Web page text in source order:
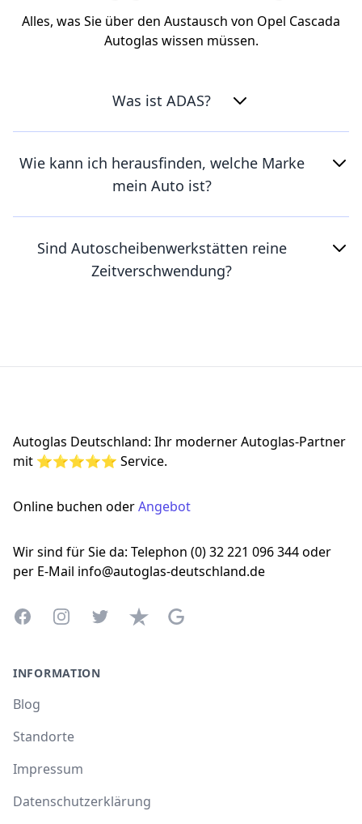
Alles, was Sie über den Austausch von Opel Cascada
Autoglas wissen müssen.
Was ist ADAS?
Wie kann ich herausfinden, welche Marke
mein Auto ist?
Sind Autoscheibenwerkstätten reine
Zeitverschwendung?
Autoglas Deutschland: Ihr moderner Autoglas-Partner
mit ⭐⭐⭐⭐⭐ Service.
Online buchen oderAngebot
Wir sind für Sie da: Telephon (0) 32 221 096 344 oder
per E-Mail info@autoglas-deutschland.de
FacebookInstagramTwitterTrustpilotGoogle Business Profile
INFORMATION
Blog
Standorte
Impressum
Datenschutzerklärung